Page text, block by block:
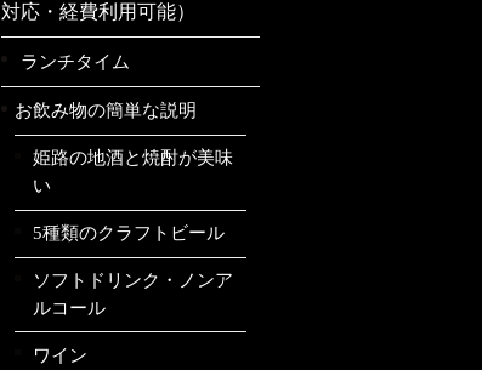
対応・経費利用可能）
ランチタイム
お飲み物の簡単な説明
姫路の地酒と焼酎が美味
い
5種類のクラフトビール
ソフトドリンク・ノンア
ルコール
ワイン